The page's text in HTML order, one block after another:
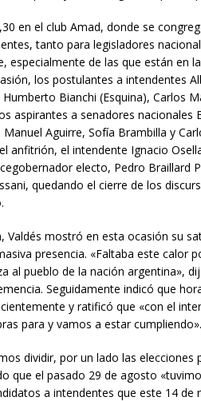
en el club Amad, donde se
tanto para legisladores
especialmente de las que están en
los postulantes a intendentes
Bianchi (Esquina), Carlos
aspirantes a senadores nacionales
Aguirre, Sofía Brambilla y
anfitrión, el intendente Ignacio
electo, Pedro Braillard
quedando el cierre de los
Valdés mostró en esta ocasión su
presencia. «Faltaba este calor
al pueblo de la nación argentina»,
Seguidamente indicó que
y ratificó que «con el
para y vamos a estar cumpliendo».
dividir, por un lado las
que el pasado 29 de agosto
a intendentes que este 14 de